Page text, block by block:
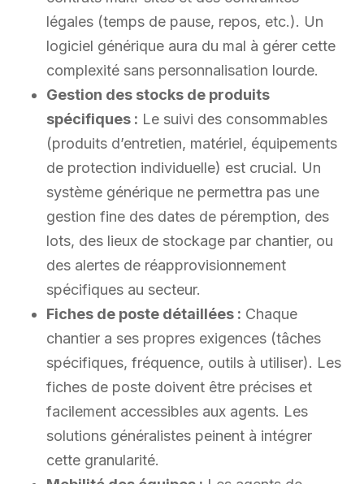
légales (temps de pause, repos, etc.). Un
logiciel générique aura du mal à gérer cette
complexité sans personnalisation lourde.
Gestion des stocks de produits
spécifiques : Le suivi des consommables
(produits d’entretien, matériel, équipements
de protection individuelle) est crucial. Un
système générique ne permettra pas une
gestion fine des dates de péremption, des
lots, des lieux de stockage par chantier, ou
des alertes de réapprovisionnement
spécifiques au secteur.
Fiches de poste détaillées : Chaque
chantier a ses propres exigences (tâches
spécifiques, fréquence, outils à utiliser). Les
fiches de poste doivent être précises et
facilement accessibles aux agents. Les
solutions généralistes peinent à intégrer
cette granularité.